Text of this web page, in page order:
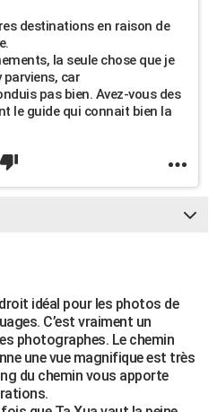
destinations en raison de
la seule chose que je
parviens, car
pas bien. Avez-vous des
le guide qui connait bien la
idéal pour les photos de
C’est vraiment un
photographes. Le chemin
une vue magnifique est très
du chemin vous apporte